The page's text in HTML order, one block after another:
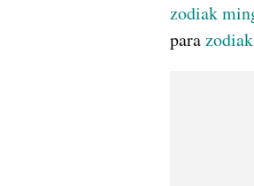
zodiak
para zodiak